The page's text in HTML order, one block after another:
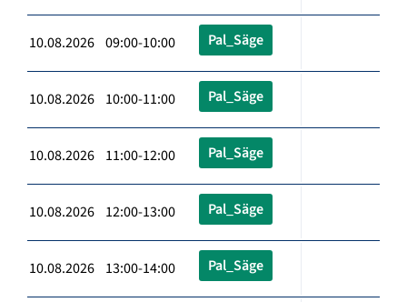
10.08.2026 09:00-10:00 Pal_Säge
10.08.2026 10:00-11:00 Pal_Säge
10.08.2026 11:00-12:00 Pal_Säge
10.08.2026 12:00-13:00 Pal_Säge
10.08.2026 13:00-14:00 Pal_Säge